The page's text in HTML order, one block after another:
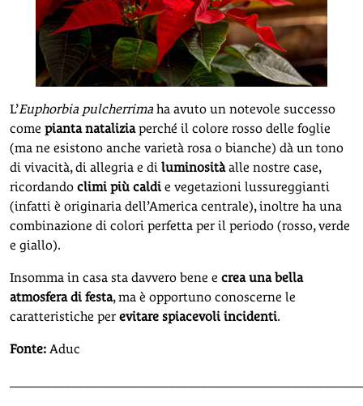
L’Euphorbia pulcherrima ha avuto un notevole successo
come pianta nataliziaperché il colore rosso delle foglie
(ma ne esistono anche varietà rosa o bianche) dà un tono
di vivacità, di allegria e di luminositàalle nostre case,
ricordando climi più caldi e vegetazioni lussureggianti
(infatti è originaria dell’America centrale), inoltre ha una
combinazione di colori perfetta per il periodo (rosso, verde
e giallo).
Insomma in casa sta davvero bene e crea una bella
atmosfera di festa, ma è opportuno conoscerne le
caratteristiche perevitare spiacevoli incidenti.
Fonte: Aduc